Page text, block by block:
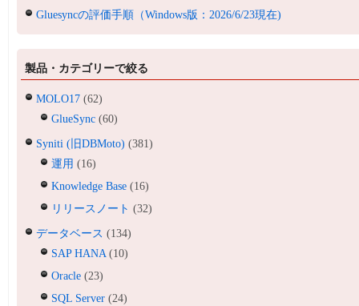
Gluesyncの評価手順（Windows版：2026/6/23現在)
製品・カテゴリーで絞る
MOLO17 (62)
GlueSync (60)
Syniti (旧DBMoto) (381)
運用 (16)
Knowledge Base (16)
リリースノート (32)
データベース (134)
SAP HANA(10)
Oracle (23)
SQL Server (24)